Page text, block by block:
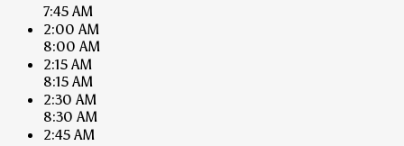
7:45 AM
2:00 AM
8:00 AM
2:15 AM
8:15 AM
2:30 AM
8:30 AM
2:45 AM